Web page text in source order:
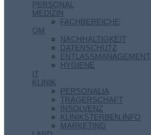
PERSONAL
MEDIZIN
FACHBEREICHE
QM
NACHHALTIGKEIT
DATENSCHUTZ
ENTLASSMANAGEMENT
HYGIENE
IT
KLINIK
PERSONALIA
TRÄGERSCHAFT
INSOLVENZ
KLINIKSTERBEN.INFO
MARKETING